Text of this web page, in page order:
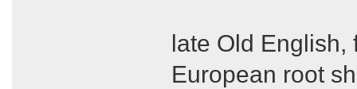
late Old English,
European root